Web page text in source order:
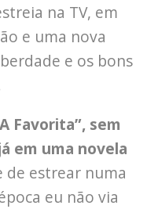
na TV, em
e uma nova
e os bons
Favorita”, sem
em uma novela
estrear numa
eu não via